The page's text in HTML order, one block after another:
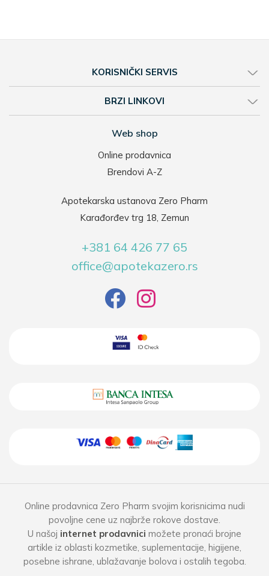
KORISNIČKI SERVIS
BRZI LINKOVI
Web shop
Online prodavnica
Brendovi A-Z
Apotekarska ustanova Zero Pharm
Karađorđev trg 18, Zemun
+381 64 426 77 65
office@apotekazero.rs
Online prodavnica Zero Pharm svojim korisnicima nudi
povoljne cene uz najbrže rokove dostave.
U našoj internet prodavnici možete pronaći brojne
artikle iz oblasti kozmetike, suplementacije, higijene,
posebne ishrane, ublažavanje bolova i ostalih tegoba.